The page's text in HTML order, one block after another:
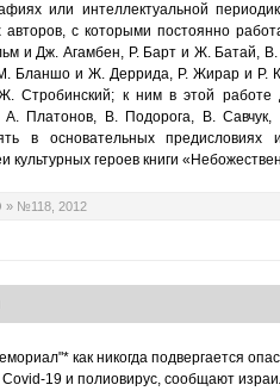
или интеллекту­альной
с которыми постоянно
и Дж. Агамбен, Р. Барт и Ж. Батай,
Бланшо и Ж. Деррида, Р. Жирар и Р.
к ним в этой работе
Платонов, В. Подорога, В.
в основательных предисловиях
культурных героев книги
» №118, 2012
как никогда подвергается
19 и полиовирус, сообщают